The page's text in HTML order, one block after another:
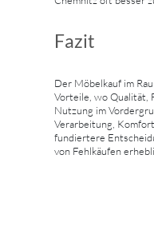
Fazit
Der Möbelkauf im
Vorteile, wo Qualität,
Nutzung im
Verarbeitung,
fundiertere
von Fehlkäufen